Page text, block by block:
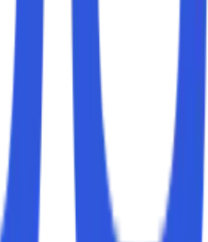
beberapa penyebab
pada jam sibuk (peak hours).
ponsel juga memengaruhi